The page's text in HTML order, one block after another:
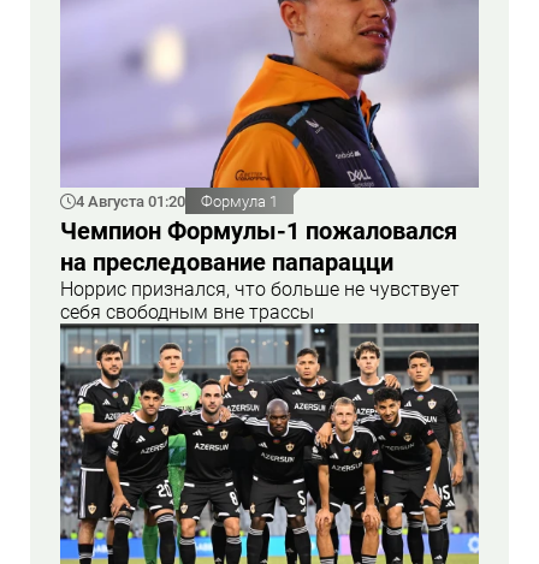
4 Августа 01:20 Формула 1
Чемпион Формулы-1 пожаловался
на преследование папарацци
Норрис признался, что больше не чувствует
себя свободным вне трассы